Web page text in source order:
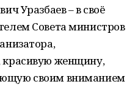
Уразбаев – в своё
Совета министров
красивую женщину,
своим вниманием